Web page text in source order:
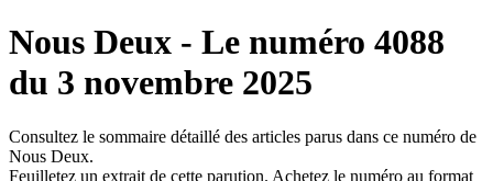
Nous Deux - Le numéro 4088
du 3 novembre 2025
Consultez le sommaire détaillé des articles parus dans ce numéro de
Nous Deux.
Feuilletez un extrait de cette parution. Achetez le numéro au format